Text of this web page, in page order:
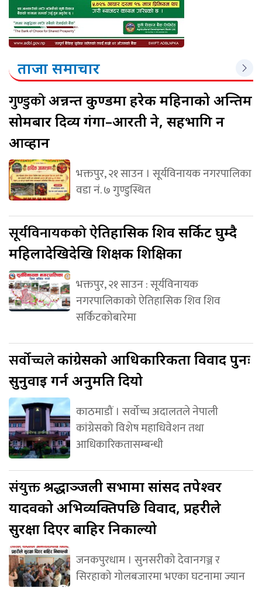
ताजा समाचार
गुण्डुकोअन्नन्त कुण्डमा हरेक महिनाको अन्तिम
सोमबार दिव्य गंगा–आरती हुने, सहभागि हुन
आव्हान
भक्तपुर, २१ साउन । सूर्यविनायक नगरपालिका
वडा नं. ७ गुण्डुस्थित
सूर्यविनायककोऐतिहासिक शिव सर्किट घुम्दै
महिलादेखिदेखि शिक्षक शिक्षिका
भक्तपुर, २१ साउन : सूर्यविनायक
नगरपालिकाको ऐतिहासिक शिव शिव
सर्किटकोबारेमा
सर्वोच्चलेकांग्रेसको आधिकारिकता विवाद पुनः
सुनुवाइ गर्न अनुमति दियो
काठमाडौं । सर्वोच्च अदालतले नेपाली
कांग्रेसको विशेष महाधिवेशन तथा
आधिकारिकतासम्बन्धी
संयुक्तश्रद्धाञ्जली सभामा सांसद तपेश्वर
यादवको अभिव्यक्तिपछि विवाद, प्रहरीले
सुरक्षा दिएर बाहिर निकाल्यो
जनकपुरधाम । सुनसरीको देवानगञ्ज र
सिरहाको गोलबजारमा भएका घटनामा ज्यान